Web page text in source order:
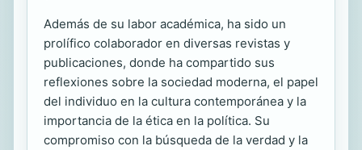
Además de su labor académica, ha sido un
prolífico colaborador en diversas revistas y
publicaciones, donde ha compartido sus
reflexiones sobre la sociedad moderna, el papel
del individuo en la cultura contemporánea y la
importancia de la ética en la política. Su
compromiso con la búsqueda de la verdad y la